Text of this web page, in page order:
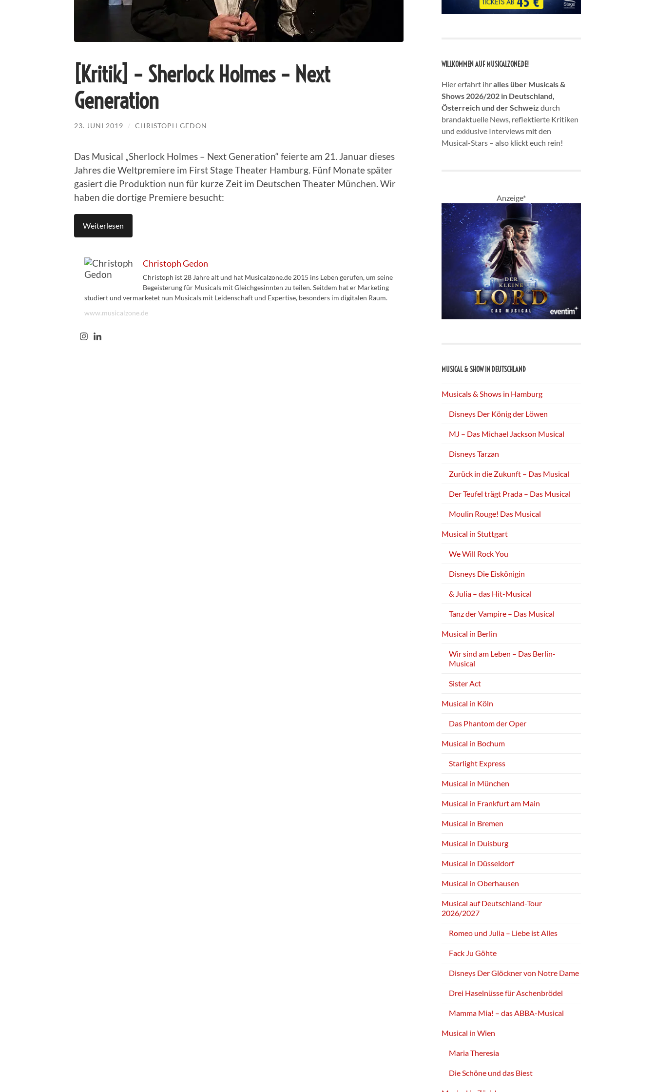
[Kritik] – Sherlock Holmes – Next
Generation
23. JUNI 2019 / CHRISTOPH GEDON
Das Musical „Sherlock Holmes – Next Generation“ feierte am 21. Januar dieses
Jahres die Weltpremiere im First Stage Theater Hamburg. Fünf Monate später
gasiert die Produktion nun für kurze Zeit im Deutschen Theater München. Wir
haben die dortige Premiere besucht:
Weiterlesen
Christoph Gedon
Christoph ist 28 Jahre alt und hat Musicalzone.de 2015 ins Leben gerufen, um seine
Begeisterung für Musicals mit Gleichgesinnten zu teilen. Seitdem hat er Marketing
studiert und vermarketet nun Musicals mit Leidenschaft und Expertise, besonders im digitalen Raum.
www.musicalzone.de
WILLKOMMEN AUF MUSICALZONE.DE!
Hier erfahrt ihralles über Musicals &
Shows 2026/202 in Deutschland,
Österreich und der Schweiz durch
brandaktuelle News, reflektierte Kritiken
und exklusive Interviews mit den
Musical-Stars – also klickt euch rein!
Anzeige*
MUSICAL & SHOW IN DEUTSCHLAND
Musicals & Shows in Hamburg
Disneys Der König der Löwen
MJ – Das Michael Jackson Musical
Disneys Tarzan
Zurück in die Zukunft – Das Musical
Der Teufel trägt Prada – Das Musical
Moulin Rouge! Das Musical
Musical in Stuttgart
We Will Rock You
Disneys Die Eiskönigin
& Julia – das Hit-Musical
Tanz der Vampire – Das Musical
Musical in Berlin
Wir sind am Leben – Das Berlin-
Musical
Sister Act
Musical in Köln
Das Phantom der Oper
Musical in Bochum
Starlight Express
Musical in München
Musical in Frankfurt am Main
Musical in Bremen
Musical in Duisburg
Musical in Düsseldorf
Musical in Oberhausen
Musical auf Deutschland-Tour
2026/2027
Romeo und Julia – Liebe ist Alles
Fack Ju Göhte
Disneys Der Glöckner von Notre Dame
Drei Haselnüsse für Aschenbrödel
Mamma Mia! – das ABBA-Musical
Musical in Wien
Maria Theresia
Die Schöne und das Biest